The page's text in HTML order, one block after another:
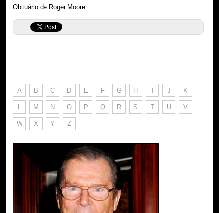
Obituário de Roger Moore.
A B C D E F G H I J K
L M N O P Q R S T U V
W X Y Z